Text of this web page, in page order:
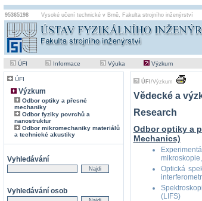
95365198 Vysoké učení technické v Brně, Fakulta strojního inženýrství
ÚFI Informace Výuka Výzkum
ÚFI
Výzkum
Odbor optiky a přesné
mechaniky
Odbor fyziky povrchů a
nanostruktur
Odbor mikromechaniky materiálů
a technické akustiky
Vyhledávání
Vyhledávání osob
ÚFI /Výzkum
Vědecké a
Research
Odbor optiky a
Mechanics)
Optická
(LIFS)